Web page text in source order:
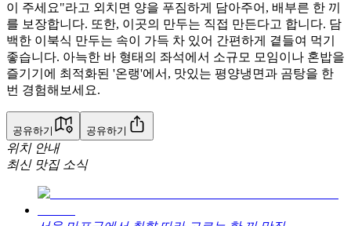
이 주세요"라고 외치면 양을 푸짐하게 담아주어, 배부른 한 끼
를 보장합니다. 또한, 이곳의 만두는 직접 만든다고 합니다. 담
백한 이북식 만두는 속이 가득 차 있어 간편하게 곁들여 먹기
좋습니다. 아늑한 바 형태의 좌석에서 소규모 모임이나 혼밥을
즐기기에 최적화된 '온랭'에서, 맛있는 평양냉면과 곰탕을 한
번 경험해보세요.
공유하기 공유하기
위치 안내
최신 맛집 소식